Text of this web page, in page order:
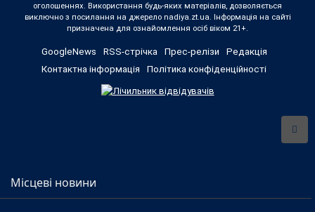
оголошеннях. Використання будь-яких матеріалів, дозволяється
виключно з посилання на джерело nadiya.zt.ua. Інформація на сайті
призначена для ознайомлення осіб віком 21+.
GoogleNews RSS-стрічка Прес-релізи
Редакція
Контактна інформація
Політика конфіденційності
Місцеві новини